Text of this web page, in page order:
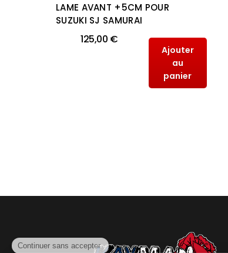
LAME AVANT +5CM POUR
SUZUKI SJ SAMURAI
125,00 €
Ajouter
au
panier